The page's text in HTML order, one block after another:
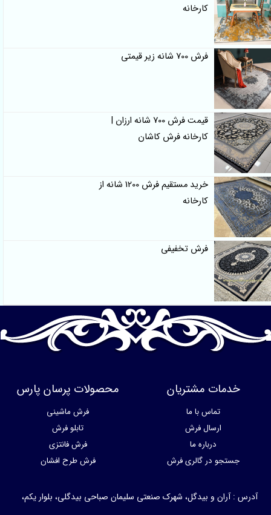
کارخانه
فرش 700 شانه زیر قیمتی
قیمت فرش 700 شانه ارزان |
کارخانه فرش کاشان
خرید مستقیم فرش 1200 شانه از
کارخانه
فرش تخفیفی
خدمات مشتریان
تماس با ما
ارسال فرش
جستجو در گالری فرش
محصولات پرسان پارس
فرش ماشینی
تابلو فرش
فرش فانتزی
فرش طرح افشان
: آران و بیدگل، شهرک صنعتی سلیمان صباحی بیدگلی، بلوار یکم،